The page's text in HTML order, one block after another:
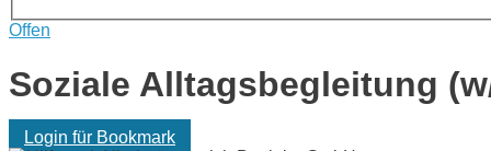
Offen
Soziale Alltagsbegleitung
Login für Bookmark